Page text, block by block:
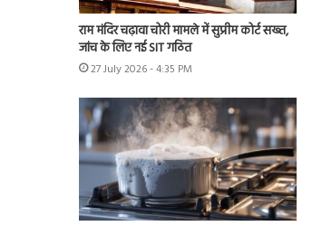
राम मंदिर चढ़ावा चोरी मामले में सुप्रीम कोर्ट सख्त,
जांच के लिए नई SIT गठित
27 July 2026 - 4:35 PM